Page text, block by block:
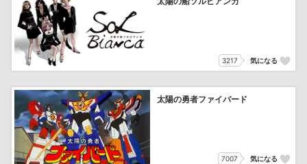
3217 気になる
太陽の勇者ファイバード
7007 気になる